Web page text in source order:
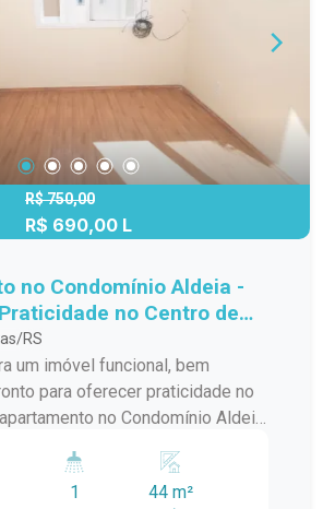
R$ 750,00
R$ 690,00 L
no Condomínio Aldeia -
no Centro de
RS
um imóvel funcional, bem
para oferecer praticidade no
no Condomínio Aldeia,
Nave e à Av. Domingos
coração de Pelotas, ele une
1 44 m²